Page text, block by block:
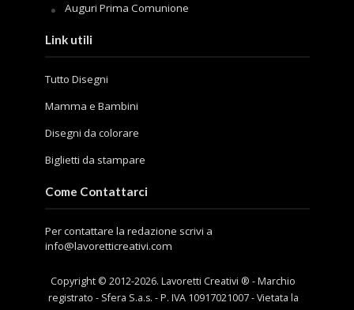
Auguri Prima Comunione
Link utili
Tutto Disegni
Mamma e Bambini
Disegni da colorare
Biglietti da stampare
Come Contattarci
Per contattare la redazione scrivi a
info@lavoretticreativi.com
Copyright © 2012-2026. Lavoretti Creativi ® - Marchio
registrato - Sfera S.a.s. - P. IVA 10917021007 - Vietata la